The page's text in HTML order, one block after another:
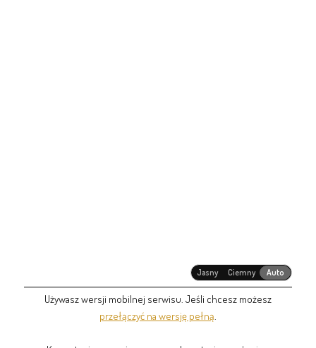
Jasny Ciemny Auto
Używasz wersji mobilnej serwisu. Jeśli chcesz możesz
przełączyć na wersję pełną